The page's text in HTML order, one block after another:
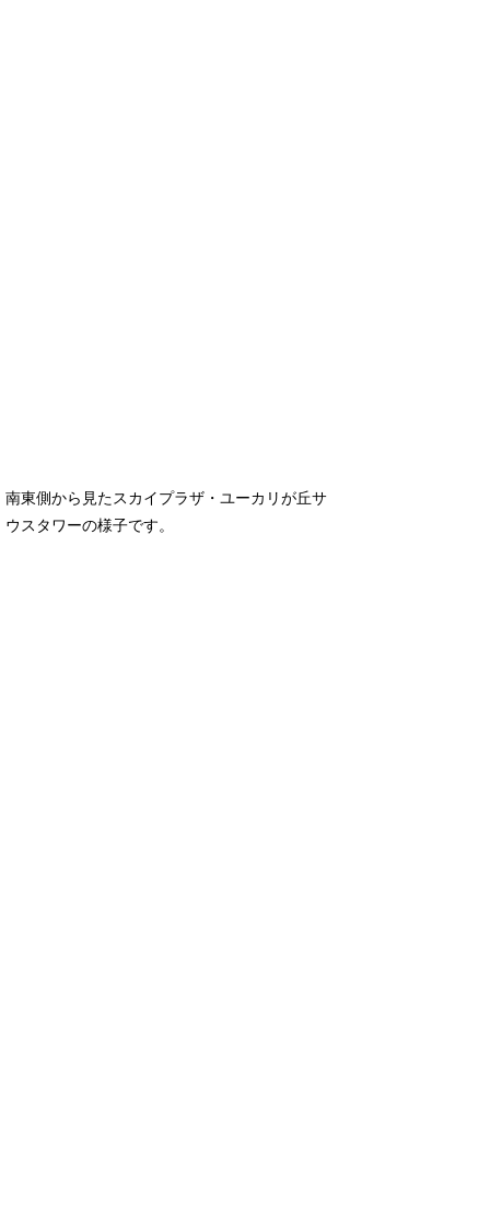
南東側から見たスカイプラザ・ユーカリが丘サ
ウスタワーの様子です。